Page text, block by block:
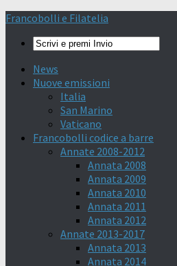
Francobolli e Filatelia
News
Nuove emissioni
Italia
San Marino
Vaticano
Francobolli codice a barre
Annate 2008-2012
Annata 2008
Annata 2009
Annata 2010
Annata 2011
Annata 2012
Annate 2013-2017
Annata 2013
Annata 2014